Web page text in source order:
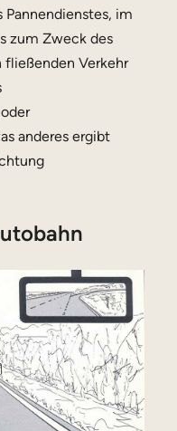
im
zum Zweck des
fließenden Verkehr
anderes ergibt